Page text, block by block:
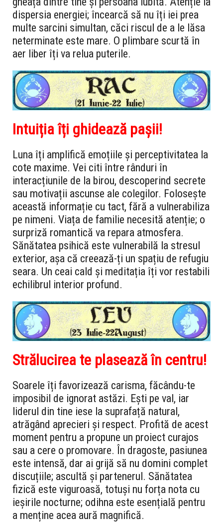
dispersia energiei; încearcă să nu îți iei prea
multe sarcini simultan, căci riscul de a le lăsa
neterminate este mare. O plimbare scurtă în
aer liber îți va relua puterile.
Intuiția îți ghidează pașii!
Luna îți amplifică emoțiile și perceptivitatea la
cote maxime. Vei citi între rânduri în
interacțiunile de la birou, descoperind secrete
sau motivații ascunse ale colegilor. Folosește
această informație cu tact, fără a vulnerabiliza
pe nimeni. Viața de familie necesită atenție; o
surpriză romantică va repara atmosfera.
Sănătatea psihică este vulnerabilă la stresul
exterior, așa că creează-ți un spațiu de refugiu
seara. Un ceai cald și meditația îți vor restabili
echilibrul interior profund.
Strălucirea te plasează în centru!
Soarele îți favorizează carisma, făcându-te
imposibil de ignorat astăzi. Ești pe val, iar
liderul din tine iese la suprafață natural,
atrăgând aprecieri și respect. Profită de acest
moment pentru a propune un proiect curajos
sau a cere o promovare. În dragoste, pasiunea
este intensă, dar ai grijă să nu domini complet
discuțiile; ascultă și partenerul. Sănătatea
fizică este viguroasă, totuși nu forța nota cu
ieșirile nocturne; odihna este esențială pentru
a menține acea aură magnifică.